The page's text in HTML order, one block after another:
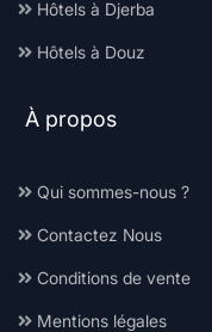
Hôtels à Djerba
Hôtels à Douz
À propos
Qui sommes-nous ?
Contactez Nous
Conditions de vente
Mentions légales